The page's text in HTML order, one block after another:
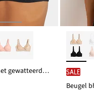
Minimizer bh met gewatteerde bandjes SALE